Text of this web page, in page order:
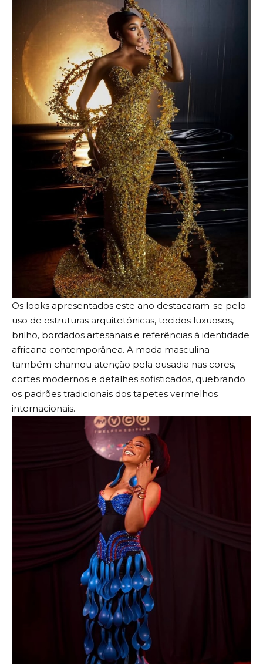
Os looks apresentados este ano destacaram-se pelo
uso de estruturas arquitetónicas, tecidos luxuosos,
brilho, bordados artesanais e referências à identidade
africana contemporânea. A moda masculina
também chamou atenção pela ousadia nas cores,
cortes modernos e detalhes sofisticados, quebrando
os padrões tradicionais dos tapetes vermelhos
internacionais.